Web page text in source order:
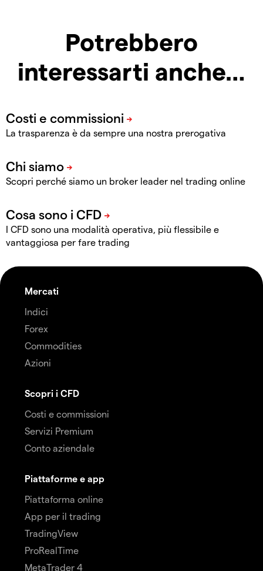
Potrebbero
interessarti anche…
La trasparenza è da sempre una nostra prerogativa
Scopri perché siamo un broker leader nel trading online
I CFD sono una modalità operativa, più flessibile e
vantaggiosa per fare trading
Mercati
Indici
Forex
Commodities
Azioni
Scopri i CFD
Costi e commissioni
Servizi Premium
Conto aziendale
Piattaforme e app
Piattaforma online
App per il trading
TradingView
ProRealTime
MetaTrader 4